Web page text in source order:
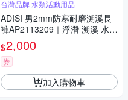
台灣品牌 水類活動用品
ADISI 男2mm防寒耐磨溯溪長
褲AP2113209｜浮潛 溯溪 水上
活動 UPF50+ 防曬 防磨 防水母
$2,000
券
加入購物車